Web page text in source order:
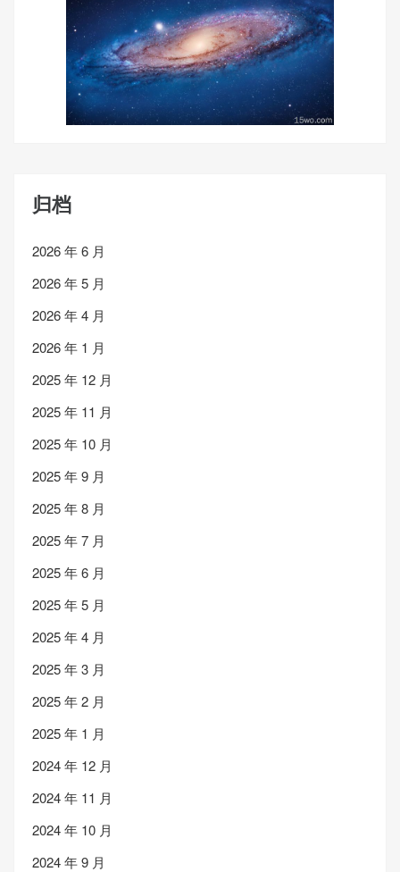
归档
2026 年 6 月
2026 年 5 月
2026 年 4 月
2026 年 1 月
2025 年 12 月
2025 年 11 月
2025 年 10 月
2025 年 9 月
2025 年 8 月
2025 年 7 月
2025 年 6 月
2025 年 5 月
2025 年 4 月
2025 年 3 月
2025 年 2 月
2025 年 1 月
2024 年 12 月
2024 年 11 月
2024 年 10 月
2024 年 9 月